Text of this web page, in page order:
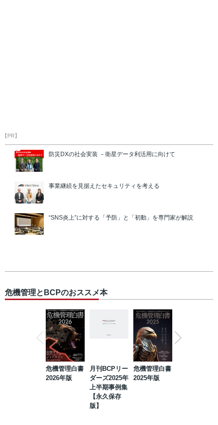
【PR】
防災DXの社会実装 －衛星データ利活用に向けて
事業継続を見据えたセキュリティを考える
“SNS炎上”に対する「予防」と「初動」を専門家が解説
危機管理とBCPのおススメ本
危機管理白書
2026年版
月刊BCPリー
ダーズ2025年
上半期事例集
【永久保存
版】
危機管理白書
2025年版